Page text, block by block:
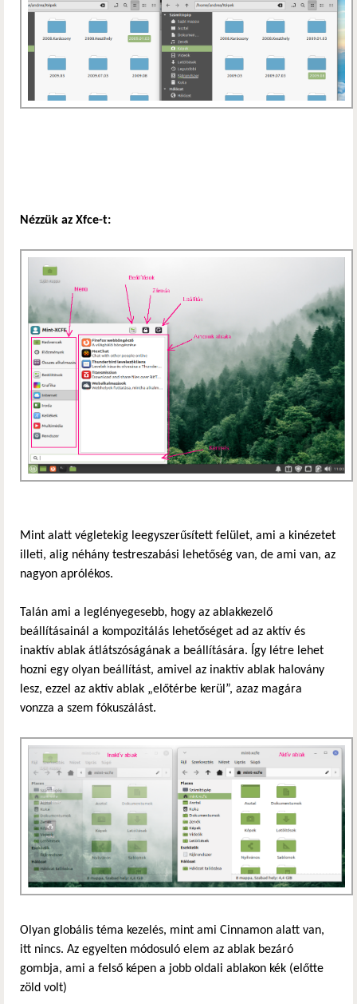
Nézzük az Xfce-t:
Mint alatt végletekig leegyszerűsített felület, ami a kinézetet
illeti, alig néhány testreszabási lehetőség van, de ami van, az
nagyon aprólékos.
Talán ami a leglényegesebb, hogy az ablakkezelő
beállításainál a kompozitálás lehetőséget ad az aktív és
inaktív ablak átlátszóságának a beállítására. Így létre lehet
hozni egy olyan beállítást, amivel az inaktív ablak halovány
lesz, ezzel az aktív ablak „előtérbe kerül”, azaz magára
vonzza a szem fókuszálást.
Olyan globális téma kezelés, mint ami Cinnamon alatt van,
itt nincs. Az egyelten módosuló elem az ablak bezáró
gombja, ami a felső képen a jobb oldali ablakon kék (előtte
zöld volt)